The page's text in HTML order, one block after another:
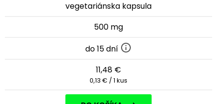
vegetariánska kapsula
500 mg
do 15 dní
11,48 €
0,13 € / 1 kus